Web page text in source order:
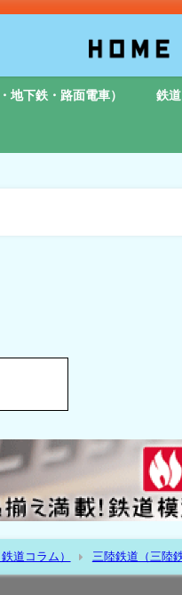
地下鉄・路面電車） 鉄
道コラム） 三陸鉄道（三陸